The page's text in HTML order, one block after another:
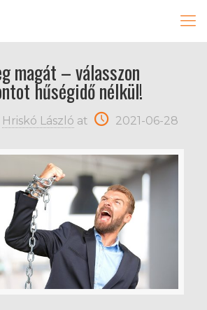
magát – válasszon
hűségidő nélkül!
Hriskó László at 2021-06-28